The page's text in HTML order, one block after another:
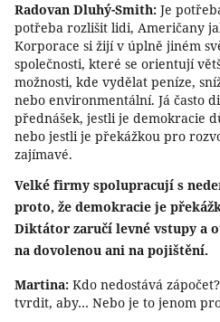
Radovan Dluhý-Smith: Je
potřeba rozlišit lidi, Američany
Korporace si žijí v úplně jiném
společnosti, které se orientují
možnosti, kde vydělat peníze,
nebo environmentální. Já často
přednášek, jestli je demokracie
nebo jestli je překážkou pro
zajímavé.
Velké firmy spolupracují s
proto, že demokracie je
Diktátor zaručí levné vstupy a
na dovolenou ani na pojištění.
Martina: Kdo nedostává
tvrdit, aby… Nebo je to jenom